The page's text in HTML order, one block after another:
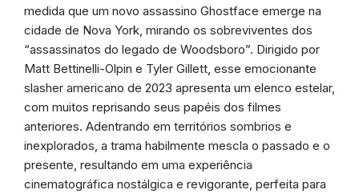
medida que um novo assassino Ghostface emerge na
cidade de Nova York, mirando os sobreviventes dos
“assassinatos do legado de Woodsboro”. Dirigido por
Matt Bettinelli-Olpin e Tyler Gillett, esse emocionante
slasher americano de 2023 apresenta um elenco estelar,
com muitos reprisando seus papéis dos filmes
anteriores. Adentrando em territórios sombrios e
inexplorados, a trama habilmente mescla o passado e o
presente, resultando em uma experiência
cinematográfica nostálgica e revigorante, perfeita para